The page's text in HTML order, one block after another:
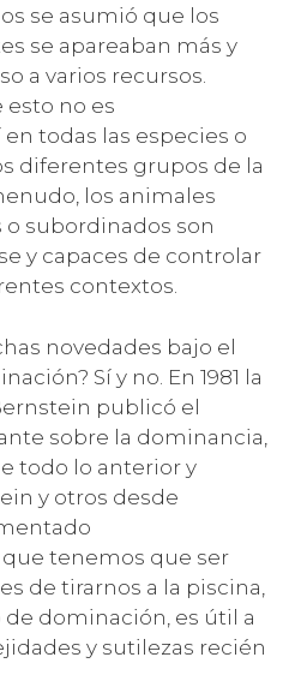
se asumió que los
se apareaban más y
a varios recursos.
esto no es
todas las especies o
diferentes grupos de la
los animales
subordinados son
y capaces de controlar
contextos.
novedades bajo el
Sí y no. En 1981 la
publicó el
sobre la dominancia,
todo lo anterior y
y otros desde
tenemos que ser
de tirarnos a la piscina,
dominación, es útil a
y sutilezas recién